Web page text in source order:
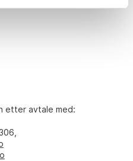
etter avtale med: